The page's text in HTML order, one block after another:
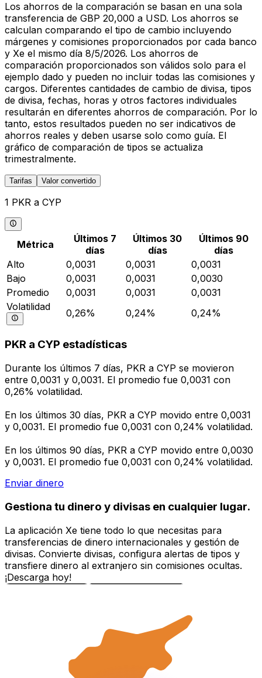
Los ahorros de la comparación se basan en una sola
transferencia de GBP 20,000 a USD. Los ahorros se
calculan comparando el tipo de cambio incluyendo
márgenes y comisiones proporcionados por cada banco
y Xe el mismo día 8/5/2026. Los ahorros de
comparación proporcionados son válidos solo para el
ejemplo dado y pueden no incluir todas las comisiones y
cargos. Diferentes cantidades de cambio de divisa, tipos
de divisa, fechas, horas y otros factores individuales
resultarán en diferentes ahorros de comparación. Por lo
tanto, estos resultados pueden no ser indicativos de
ahorros reales y deben usarse solo como guía. El
gráfico de comparación de tipos se actualiza
trimestralmente.
Tarifas Valor convertido
1 PKR a CYP
Métrica
Últimos 7
días
Últimos 30
días
Últimos 90
días
Alto
0,0031 0,0031
0,0031
Bajo
0,0031 0,0031
0,0030
Promedio
0,0031 0,0031
0,0031
Volatilidad
0,26% 0,24% 0,24%
PKR a CYP estadísticas
Durante los últimos 7 días, PKR a CYP se movieron
entre 0,0031 y 0,0031. El promedio fue 0,0031 con
0,26% volatilidad.
En los últimos 30 días, PKR a CYP movido entre 0,0031
y 0,0031. El promedio fue 0,0031 con 0,24% volatilidad.
En los últimos 90 días, PKR a CYP movido entre 0,0030
y 0,0031. El promedio fue 0,0031 con 0,24% volatilidad.
Enviar dinero
Gestiona tu dinero y divisas en cualquier lugar.
La aplicación Xe tiene todo lo que necesitas para
transferencias de dinero internacionales y gestión de
divisas. Convierte divisas, configura alertas de tipos y
transfiere dinero al extranjero sin comisiones ocultas.
¡Descarga hoy!